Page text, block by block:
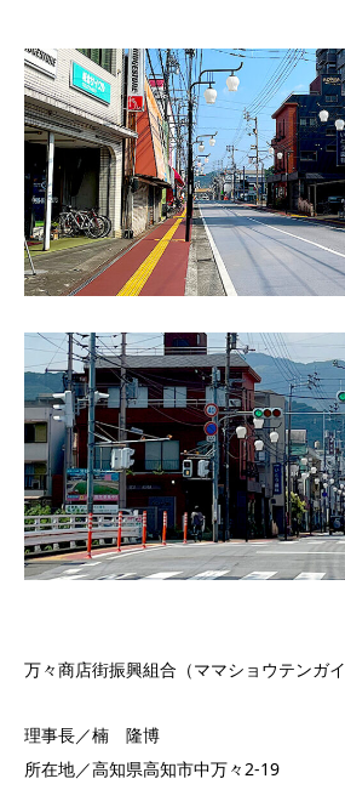
万々商店街振興組合（ママショウテンガ
理事長／楠 隆博
所在地／高知県高知市中万々2-19